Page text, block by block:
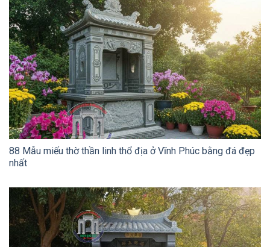
88 Mẫu miếu thờ thần linh thổ địa ở Vĩnh Phúc bằng đá đẹp
nhất